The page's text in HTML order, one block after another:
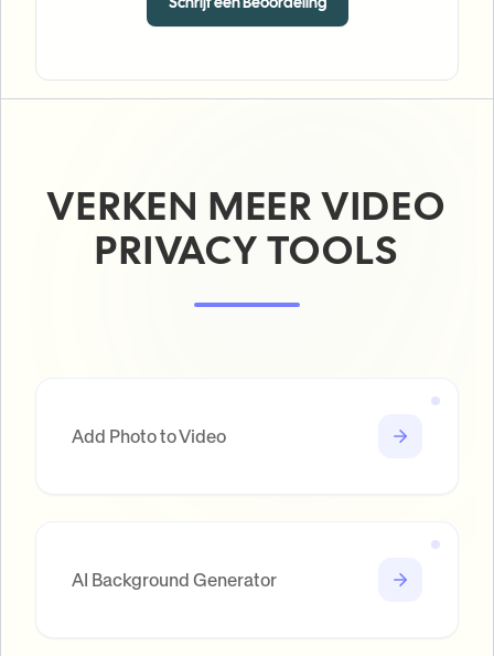
Schrijf een Beoordeling
VERKEN MEER VIDEO
PRIVACY TOOLS
Add Photo to Video
AI Background Generator